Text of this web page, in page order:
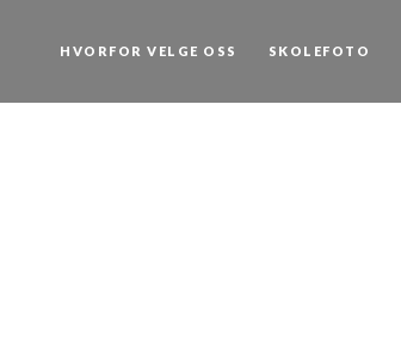
innholdet
HVORFOR VELGE OSS SKOLEFOTO